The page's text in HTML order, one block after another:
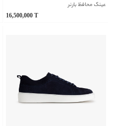
عینک محافظ بارنر
16,500,000 T